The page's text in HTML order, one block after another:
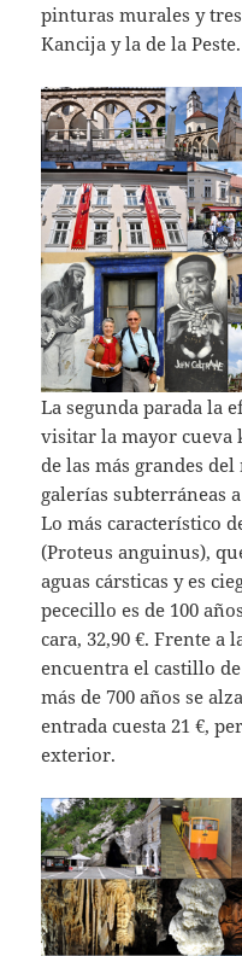
pinturas murales y
Kancija y la de la Peste.
La segunda parada la
visitar la mayor cueva
de las más grandes
galerías subterráneas
Lo más característico
(Proteus anguinus),
aguas cársticas y es
pececillo es de 100
cara, 32,90 €. Frente a
encuentra el castillo
más de 700 años se
entrada cuesta 21 €,
exterior.